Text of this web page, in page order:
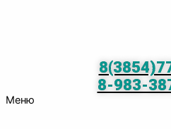
8-983-
Меню